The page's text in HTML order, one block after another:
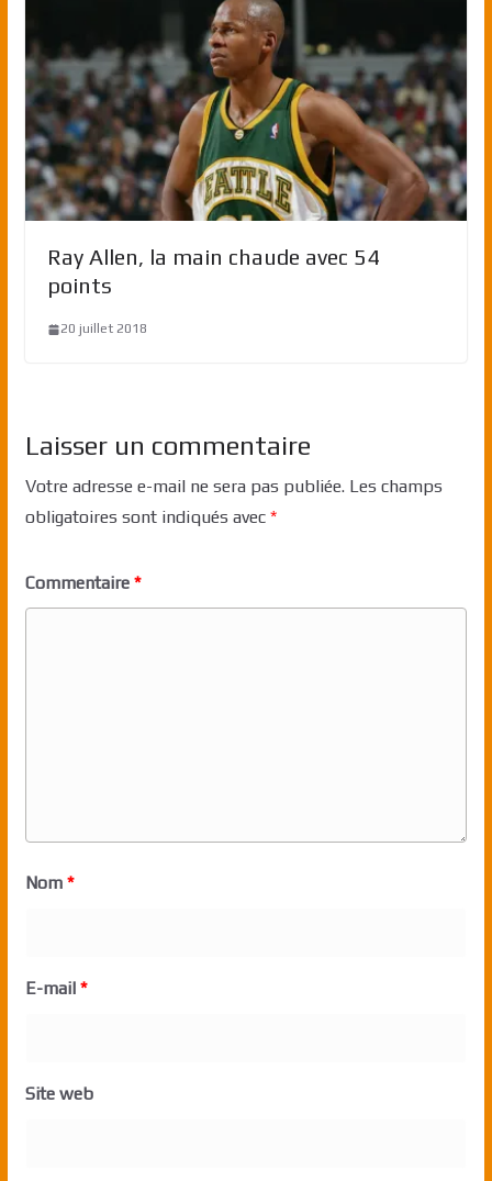
Ray Allen, la main chaude avec 54
points
20 juillet 2018
Laisser un commentaire
Votre adresse e-mail ne sera pas publiée. Les champs
obligatoires sont indiqués avec *
Commentaire *
Nom *
E-mail *
Site web